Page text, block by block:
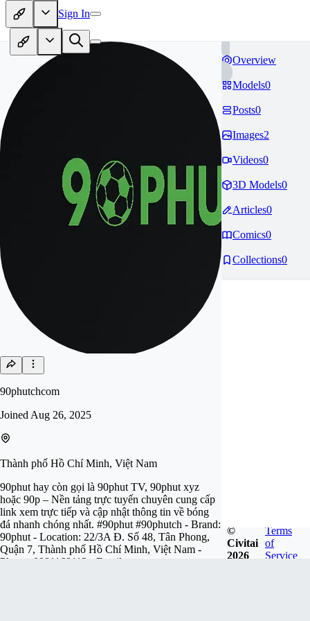
Sign In
90phutchcom
Joined Aug 26, 2025
Thành phố Hồ Chí Minh, Việt Nam
90phut hay còn gọi là 90phut TV, 90phut xyz
hoặc 90p – Nền tảng trực tuyến chuyên cung cấp
link xem trực tiếp và cập nhật thông tin về bóng
đá nhanh chóng nhất. #90phut #90phutch - Brand:
90phut - Location: 22/3A Đ. Số 48, Tân Phong,
Quận 7, Thành phố Hồ Chí Minh, Việt Nam -
Phone: 0981168112 - Email:
Overview
Models0
Posts0
Images2
Videos0
3D Models0
Articles0
Comics0
Collections0
©
Civitai
2026
Terms
of
Service